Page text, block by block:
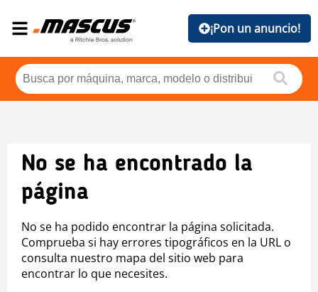
¡Pon un anuncio!
No se ha encontrado la
página
No se ha podido encontrar la página solicitada.
Comprueba si hay errores tipográficos en la URL o
consulta nuestro mapa del sitio web para
encontrar lo que necesites.